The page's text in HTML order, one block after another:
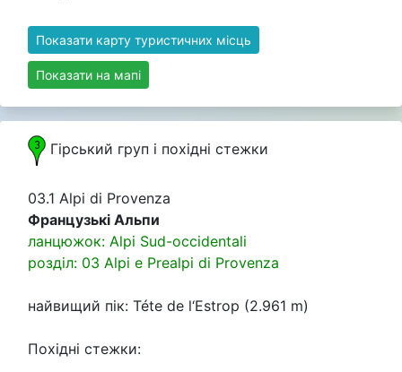
Показати карту туристичних місць
Показати на мапі
Гірський груп i похідні стежки
03.1 Alpi di Provenza
Французькі Альпи
ланцюжок: Alpi Sud-occidentali
розділ: 03 Alpi e Prealpi di Provenza
найвищий пік: Téte de l‘Estrop (2.961 m)
Похідні стежки: